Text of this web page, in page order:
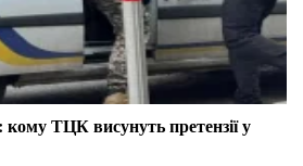
ТЦК висунуть претензії у